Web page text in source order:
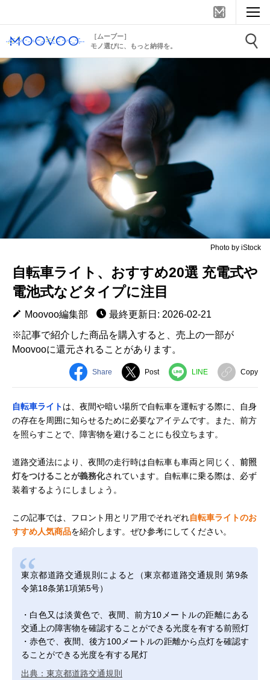
［ムーブー］
モノ選びに、もっと納得を。
Photo by iStock
自転車ライト、おすすめ20選 充電式や
電池式などタイプに注目
Moovoo編集部
最終更新日: 2026-02-21
※記事で紹介した商品を購入すると、売上の一部が
Moovooに還元されることがあります。
Share Post LINE Copy
自転車ライトは、夜間や暗い場所で自転車を運転する際に、自身
の存在を周囲に知らせるために必要なアイテムです。また、前方
を照らすことで、障害物を避けることにも役立ちます。
道路交通法により、夜間の走行時は自転車も車両と同じく、 前照
灯をつけることが義務化されています。自転車に乗る際は、必ず
装着するようにしましょう。
この記事では、フロント用とリア用でそれぞれ自転車ライトのお
すすめ人気商品を紹介します。ぜひ参考にしてください。
東京都道路交通規則によると（東京都道路交通規則 第9条
令第18条第1項第5号）
・白色又は淡黄色で、夜間、前方10メートルの距離にある
交通上の障害物を確認することができる光度を有する前照灯
・赤色で、夜間、後方100メートルの距離から点灯を確認す
ることができる光度を有する尾灯
出典：東京都道路交通規則